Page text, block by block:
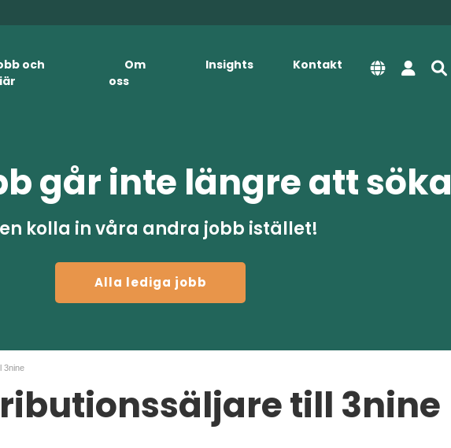
och
Om
oss
Insights Kontakt
går inte längre att söka
kolla in våra andra jobb istället!
Alla lediga jobb
3nine
till 3nine